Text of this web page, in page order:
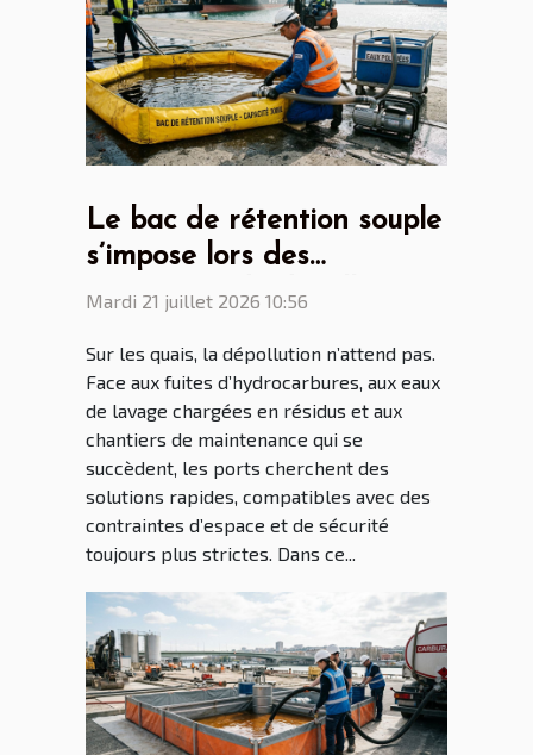
Le bac de rétention souple
s’impose lors des
opérations de dépollution
Mardi 21 juillet 2026 10:56
Sur les quais, la dépollution n’attend pas.
Face aux fuites d’hydrocarbures, aux eaux
de lavage chargées en résidus et aux
chantiers de maintenance qui se
succèdent, les ports cherchent des
solutions rapides, compatibles avec des
contraintes d’espace et de sécurité
toujours plus strictes. Dans ce...